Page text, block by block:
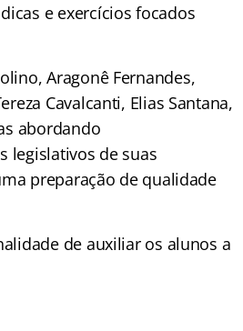
e exercícios focados
Aragonê Fernandes,
Cavalcanti, Elias Santana,
abordando
legislativos de suas
preparação de qualidade
de auxiliar os alunos a